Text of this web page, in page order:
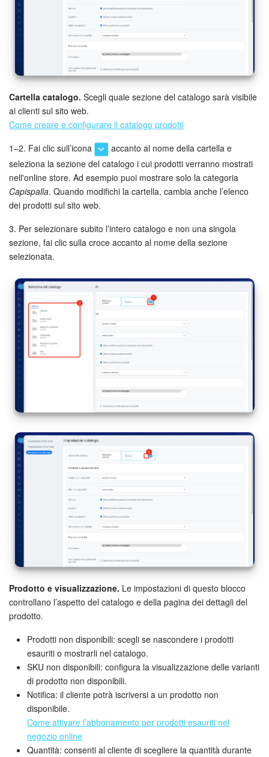
Cartella catalogo. Scegli quale sezione del catalogo sarà visibile
ai clienti sul sito web.
Come creare e configurare il catalogo prodotti
1–2. Fai clic sull’icona
accanto al nome della cartella e
seleziona la sezione del catalogo i cui prodotti verranno mostrati
nell'online store. Ad esempio puoi mostrare solo la categoria
Capispalla. Quando modifichi la cartella, cambia anche l’elenco
dei prodotti sul sito web.
3. Per selezionare subito l’intero catalogo e non una singola
sezione, fai clic sulla croce accanto al nome della sezione
selezionata.
Prodotto e visualizzazione. Le impostazioni di questo blocco
controllano l’aspetto del catalogo e della pagina dei dettagli del
prodotto.
Prodotti non disponibili: scegli se nascondere i prodotti
esauriti o mostrarli nel catalogo.
SKU non disponibili: configura la visualizzazione delle varianti
di prodotto non disponibili.
Notifica: il cliente potrà iscriversi a un prodotto non
disponibile.
Come attivare l’abbonamento per prodotti esauriti nel
negozio online
Quantità: consenti al cliente di scegliere la quantità durante